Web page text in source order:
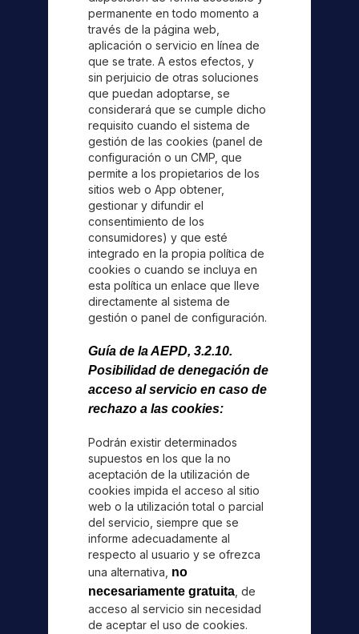
permanente en todo momento a
través de la página web,
aplicación o servicio en línea de
que se trate. A estos efectos, y
sin perjuicio de otras soluciones
que puedan adoptarse, se
considerará que se cumple dicho
requisito cuando el sistema de
gestión de las cookies (panel de
configuración o un CMP, que
permite a los propietarios de los
sitios web o App obtener,
gestionar y difundir el
consentimiento de los
consumidores) y que esté
integrado en la propia política de
cookies o cuando se incluya en
esta política un enlace que lleve
directamente al sistema de
gestión o panel de configuración.
Guía de la AEPD, 3.2.10.
Posibilidad de denegación de
acceso al servicio en caso de
rechazo a las cookies:
Podrán existir determinados
supuestos en los que la no
aceptación de la utilización de
cookies impida el acceso al sitio
web o la utilización total o parcial
del servicio, siempre que se
informe adecuadamente al
respecto al usuario y se ofrezca
una alternativa, no
necesariamente gratuita , de
acceso al servicio sin necesidad
de aceptar el uso de cookies.